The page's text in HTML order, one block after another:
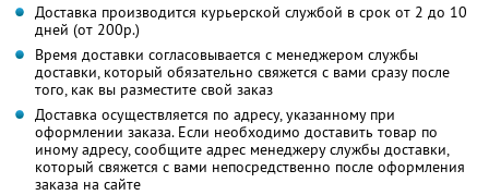
Доставка производится курьерской службой в срок от 2 до 10
дней (от 200р.)
Время доставки согласовывается с менеджером службы
доставки, который обязательно свяжется с вами сразу после
того, как вы разместите свой заказ
Доставка осуществляется по адресу, указанному при
оформлении заказа. Если необходимо доставить товар по
иному адресу, сообщите адрес менеджеру службы доставки,
который свяжется с вами непосредственно после оформления
заказа на сайте